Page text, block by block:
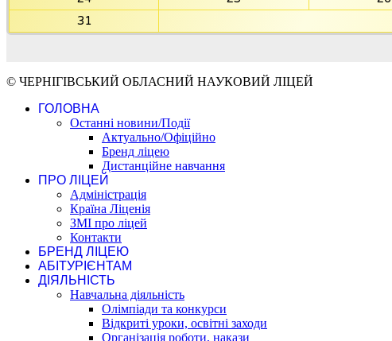
31
© ЧЕРНІГІВСЬКИЙ ОБЛАСНИЙ НАУКОВИЙ ЛІЦЕЙ
ГОЛОВНА
Останні новини/Події
Актуально/Офіційно
Бренд ліцею
Дистанційне навчання
ПРО ЛІЦЕЙ
Адміністрація
Країна Ліценія
ЗМІ про ліцей
Контакти
БРЕНД ЛІЦЕЮ
АБІТУРІЄНТАМ
ДІЯЛЬНІСТЬ
Навчальна діяльність
Олімпіади та конкурси
Відкриті уроки, освітні заходи
Організація роботи, накази